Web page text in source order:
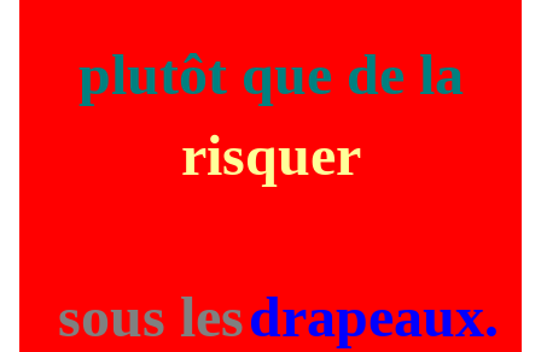
plutôt que de la
risquer
sous lesdrapeaux.